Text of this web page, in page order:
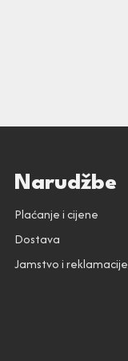
Narudžbe
Plaćanje i cijene
Dostava
Jamstvo i reklamacije